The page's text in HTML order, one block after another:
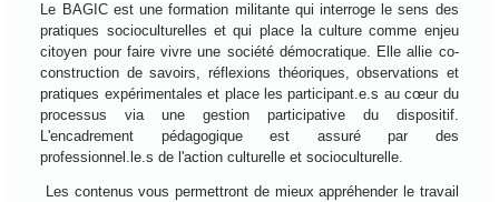
Le BAGIC est une formation militante qui interroge le sens des
pratiques socioculturelles et qui place la culture comme enjeu
citoyen pour faire vivre une société démocratique. Elle allie co-
construction de savoirs, réflexions théoriques, observations et
pratiques expérimentales et place les participant.e.s au cœur du
processus via une gestion participative du dispositif.
L'encadrement pédagogique est assuré par des
professionnel.le.s de l'action culturelle et socioculturelle.
Les contenus vous permettront de mieux appréhender le travail